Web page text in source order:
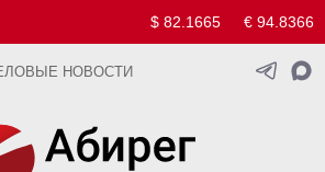
$ 82.1665 € 94.8366
НОВОСТИ